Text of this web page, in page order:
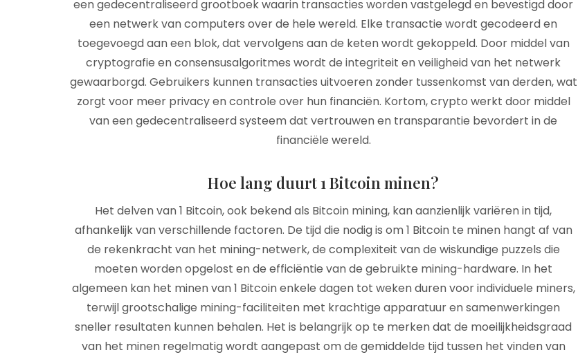
een gedecentraliseerd grootboek waarin transacties worden vastgelegd en bevestigd door
een netwerk van computers over de hele wereld. Elke transactie wordt gecodeerd en
toegevoegd aan een blok, dat vervolgens aan de keten wordt gekoppeld. Door middel van
cryptografie en consensusalgoritmes wordt de integriteit en veiligheid van het netwerk
gewaarborgd. Gebruikers kunnen transacties uitvoeren zonder tussenkomst van derden, wat
zorgt voor meer privacy en controle over hun financiën. Kortom, crypto werkt door middel
van een gedecentraliseerd systeem dat vertrouwen en transparantie bevordert in de
financiële wereld.
Hoe lang duurt 1 Bitcoin minen?
Het delven van 1 Bitcoin, ook bekend als Bitcoin mining, kan aanzienlijk variëren in tijd,
afhankelijk van verschillende factoren. De tijd die nodig is om 1 Bitcoin te minen hangt af van
de rekenkracht van het mining-netwerk, de complexiteit van de wiskundige puzzels die
moeten worden opgelost en de efficiëntie van de gebruikte mining-hardware. In het
algemeen kan het minen van 1 Bitcoin enkele dagen tot weken duren voor individuele miners,
terwijl grootschalige mining-faciliteiten met krachtige apparatuur en samenwerkingen
sneller resultaten kunnen behalen. Het is belangrijk op te merken dat de moeilijkheidsgraad
van het minen regelmatig wordt aangepast om de gemiddelde tijd tussen het vinden van